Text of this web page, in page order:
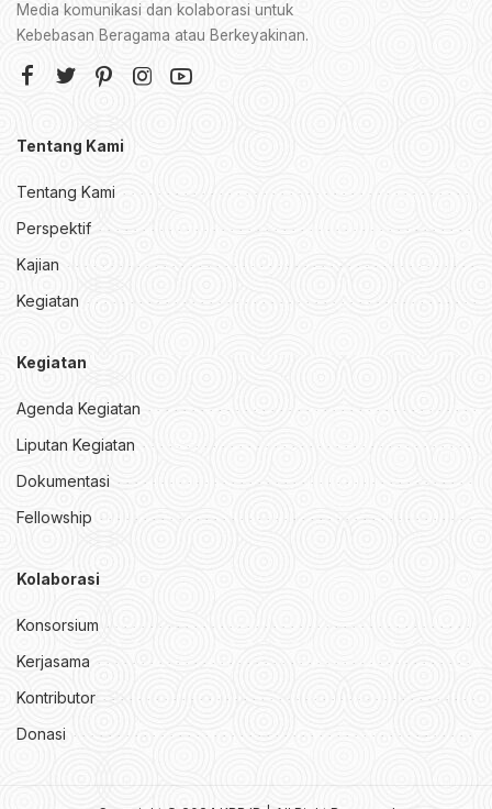
Media komunikasi dan kolaborasi untuk
Kebebasan Beragama atau Berkeyakinan.
Tentang Kami
Tentang Kami
Perspektif
Kajian
Kegiatan
Kegiatan
Agenda Kegiatan
Liputan Kegiatan
Dokumentasi
Fellowship
Kolaborasi
Konsorsium
Kerjasama
Kontributor
Donasi